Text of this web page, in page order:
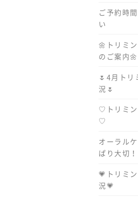
ご予約時
い
🌼トリミ
のご案内
🌷4月トリ
況🌷
♡トリミ
♡
オーラル
ぱり大切！
💗トリミ
況💗